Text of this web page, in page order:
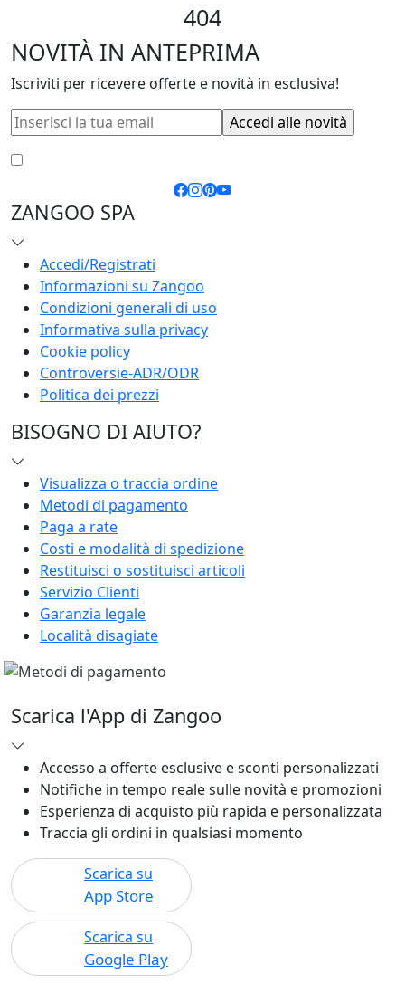
404
NOVITÀ IN ANTEPRIMA
Iscriviti per ricevere offerte e novità in esclusiva!
ZANGOO SPA
Accedi/Registrati
Informazioni su Zangoo
Condizioni generali di uso
Informativa sulla privacy
Cookie policy
Controversie-ADR/ODR
Politica dei prezzi
BISOGNO DI AIUTO?
Visualizza o traccia ordine
Metodi di pagamento
Paga a rate
Costi e modalità di spedizione
Restituisci o sostituisci articoli
Servizio Clienti
Garanzia legale
Località disagiate
Scarica l'App di Zangoo
Accesso a offerte esclusive e sconti personalizzati
Notifiche in tempo reale sulle novità e promozioni
Esperienza di acquisto più rapida e personalizzata
Traccia gli ordini in qualsiasi momento
Scarica su
App Store
Scarica su
Google Play